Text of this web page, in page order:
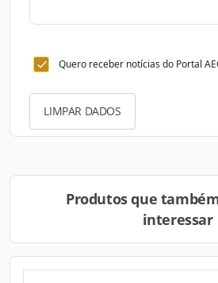
Quero receber notícias do Portal
LIMPAR DADOS
Produtos que
interessar